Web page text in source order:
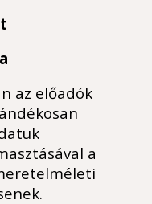
az előadók
a